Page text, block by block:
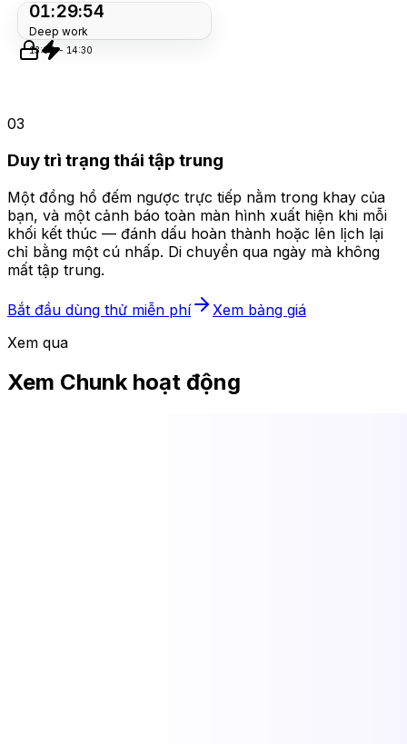
01:29:54
Deep work
13:00 - 14:30
03
Duy trì trạng thái tập trung
Một đồng hồ đếm ngược trực tiếp nằm trong khay của
bạn, và một cảnh báo toàn màn hình xuất hiện khi mỗi
khối kết thúc — đánh dấu hoàn thành hoặc lên lịch lại
chỉ bằng một cú nhấp. Di chuyển qua ngày mà không
mất tập trung.
Bắt đầu dùng thử miễn phí
Xem bảng giá
Xem qua
Xem Chunk hoạt động